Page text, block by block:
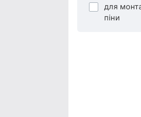
для
піни